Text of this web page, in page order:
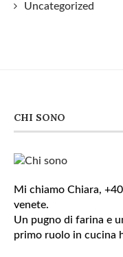
Uncategorized
CHI SONO
Mi chiamo Chiara,
venete.
Un pugno di farina e
primo ruolo in cucina